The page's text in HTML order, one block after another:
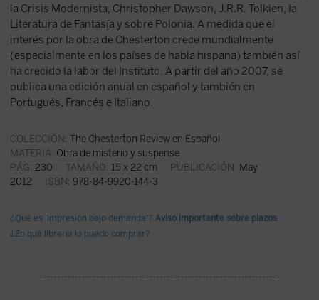
la Crisis Modernista, Christopher Dawson, J.R.R. Tolkien, la
Literatura de Fantasía y sobre Polonia. A medida que el
interés por la obra de Chesterton crece mundialmente
(especialmente en los países de habla hispana) también así
ha crecido la labor del Instituto. A partir del año 2007, se
publica una edición anual en español y también en
Portugués, Francés e Italiano.
COLECCIÓN: The Chesterton Review en Español
MATERIA: Obra de misterio y suspense
PÁG: 230 TAMAÑO: 15 x 22 cm PUBLICACIÓN: May
2012 ISBN: 978-84-9920-144-3
¿Qué es 'Impresión bajo demanda'? Aviso importante sobre plazos
¿En qué librería lo puedo comprar?